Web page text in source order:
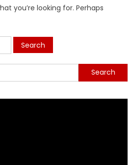
you’re looking for. Perhaps